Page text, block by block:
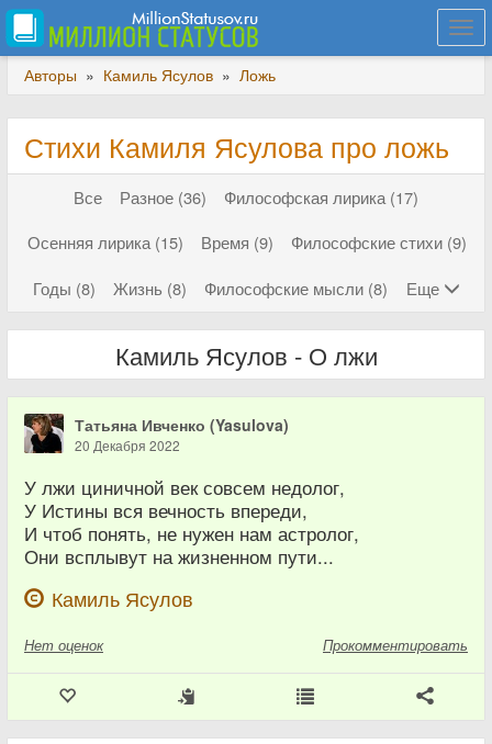
Авторы » Камиль Ясулов » Ложь
Стихи Камиля Ясулова про ложь
Все Разное (36)
Философская лирика (17)
Осенняя лирика (15)
Время (9)
Философские стихи (9)
Годы (8)
Жизнь (8) Философские мысли (8) Еще
Камиль Ясулов - О лжи
Татьяна Ивченко (Yasulova)
20 Декабря 2022
У лжи циничной век совсем недолог,
У Истины вся вечность впереди,
И чтоб понять, не нужен нам астролог,
Они всплывут на жизненном пути...
Камиль Ясулов
Нет оценок Прокомментировать